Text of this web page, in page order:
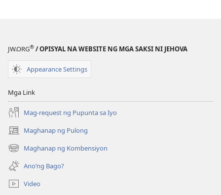
JW.ORG® / OPISYAL NA WEBSITE NG MGA SAKSI NI JEHOVA
Appearance Settings
Mga Link
Mag-request ng Pupunta sa Iyo
Maghanap ng Pulong
(may
bubukas
na
bagong
window)
Maghanap ng Kombensiyon
(may
bubukas
na
bagong
window)
Ano’ng Bago?
Video